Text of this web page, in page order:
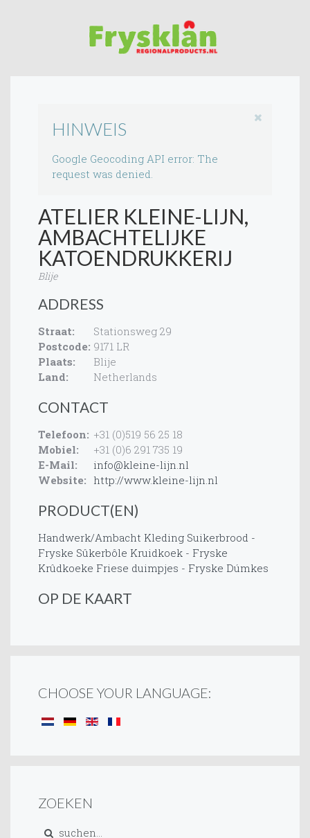
HINWEIS
Google Geocoding API error: The
request was denied.
ATELIER KLEINE-LIJN,
AMBACHTELIJKE
KATOENDRUKKERIJ
Blije
ADDRESS
Straat:
Stationsweg 29
Postcode: 9171 LR
Plaats:
Blije
Land:
Netherlands
CONTACT
Telefoon: +31 (0)519 56 25 18
Mobiel:
+31 (0)6 291 735 19
E-Mail:
info@kleine-lijn.nl
Website: http://www.kleine-lijn.nl
PRODUCT(EN)
Handwerk/Ambacht Kleding Suikerbrood -
Fryske Sûkerbôle Kruidkoek - Fryske
Krûdkoeke Friese duimpjes - Fryske Dúmkes
OP DE KAART
CHOOSE YOUR LANGUAGE:
ZOEKEN